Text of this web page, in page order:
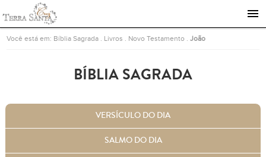
Ir para a página inicial
Você está em: Bíblia Sagrada Livros Novo Testamento .João
BÍBLIA SAGRADA
VERSÍCULO DO DIA
SALMO DO DIA